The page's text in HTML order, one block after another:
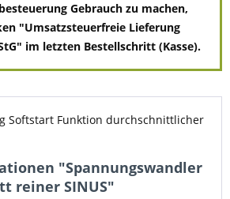
Gebrauch zu machen,
"Umsatzsteuerfreie Lieferung
im letzten Bestellschritt (Kasse).
Softstart Funktion durchschnittlicher
"Spannungswandler
reiner SINUS"